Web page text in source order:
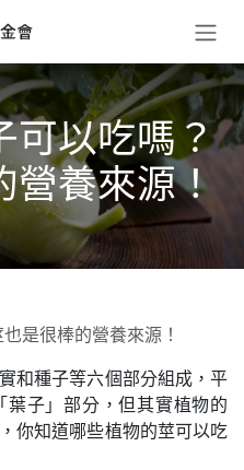
可以吃嗎？
營養來源！
是很棒的營養來源！
和種子等六個部分組成，平
子」部分，但其實植物的
你知道哪些植物的莖可以吃